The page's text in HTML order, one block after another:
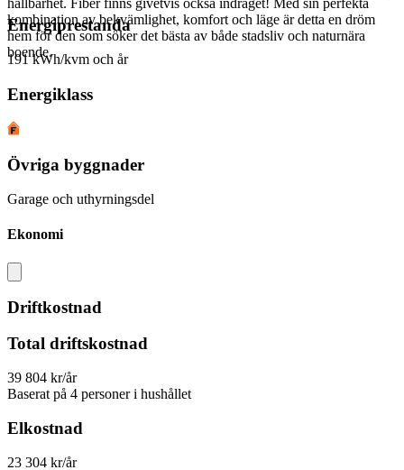
hållbarhet. Fiber finns givetvis också indraget! Med sin perfekta
kombination av bekvämlighet, komfort och läge är detta en dröm
hem för den som söker det bästa av både stadsliv och naturnära
boende.
Energiprestanda
191 kWh/kvm och år
Energiklass
Övriga byggnader
Garage och uthyrningsdel
Ekonomi
Driftkostnad
Total driftskostnad
39 804 kr/år
Baserat på 4 personer i hushållet
Elkostnad
23 304 kr/år